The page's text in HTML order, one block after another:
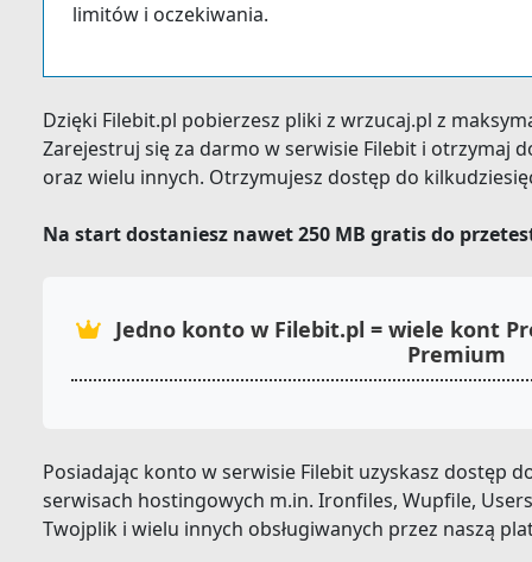
limitów i oczekiwania.
Dzięki Filebit.pl pobierzesz pliki z wrzucaj.pl z
Zarejestruj się za darmo w serwisie Filebit i otrzymaj
oraz wielu innych. Otrzymujesz dostęp do
Na start dostaniesz nawet 250 MB gratis do
Jedno konto w Filebit.pl = wiele kont
Premium
Posiadając konto w serwisie Filebit uzyskasz dostęp
serwisach hostingowych m.in. Ironfiles, Wupfile,
Twojplik i wielu innych obsługiwanych przez naszą